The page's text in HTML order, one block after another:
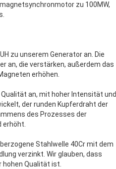
zu 100MW,
zu unserem Generator an. Die
an, die verstärken, außerdem das
erhöhen.
an, mit hoher Intensität und
der runden Kupferdraht der
des Prozesses der
Stahlwelle 40Cr mit dem
verzinkt. Wir glauben, dass
Qualität ist.